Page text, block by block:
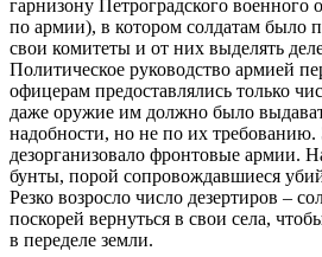
гарнизону Петроградского военного
по армии), в котором солдатам было
свои комитеты и от них выделять
Политическое руководство армией
офицерам предоставлялись только
даже оружие им должно было
надобности, но не по их
дезорганизовало фронтовые армии.
бунты, порой сопровождавшиеся
Резко возросло число дезертиров –
поскорей вернуться в свои села,
в переделе земли.